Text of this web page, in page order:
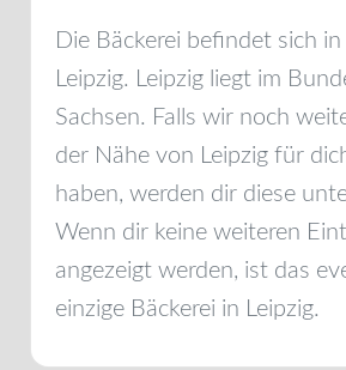
Die Bäckerei befindet sich in
Leipzig. Leipzig liegt im
Sachsen. Falls wir noch
der Nähe von
Leipzig für
haben, werden dir diese
Wenn dir keine weiteren
angezeigt werden, ist das
einzige Bäckerei in
Leipzig.